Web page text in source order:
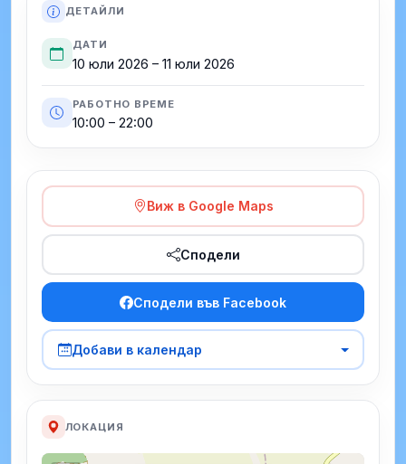
ДЕТАЙЛИ
ДАТИ
10 юли 2026 – 11 юли 2026
РАБОТНО ВРЕМЕ
10:00 – 22:00
Виж в Google Maps
Сподели
Сподели във Facebook
Добави в календар
ЛОКАЦИЯ